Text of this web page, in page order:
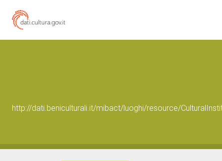
http://dati.beniculturali.it/mibact/luoghi/resource/